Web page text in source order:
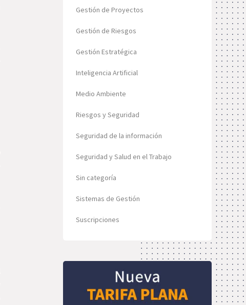
Gestión de Proyectos
Gestión de Riesgos
Gestión Estratégica
Inteligencia Artificial
Medio Ambiente
Riesgos y Seguridad
Seguridad de la información
Seguridad y Salud en el Trabajo
Sin categoría
Sistemas de Gestión
Suscripciones